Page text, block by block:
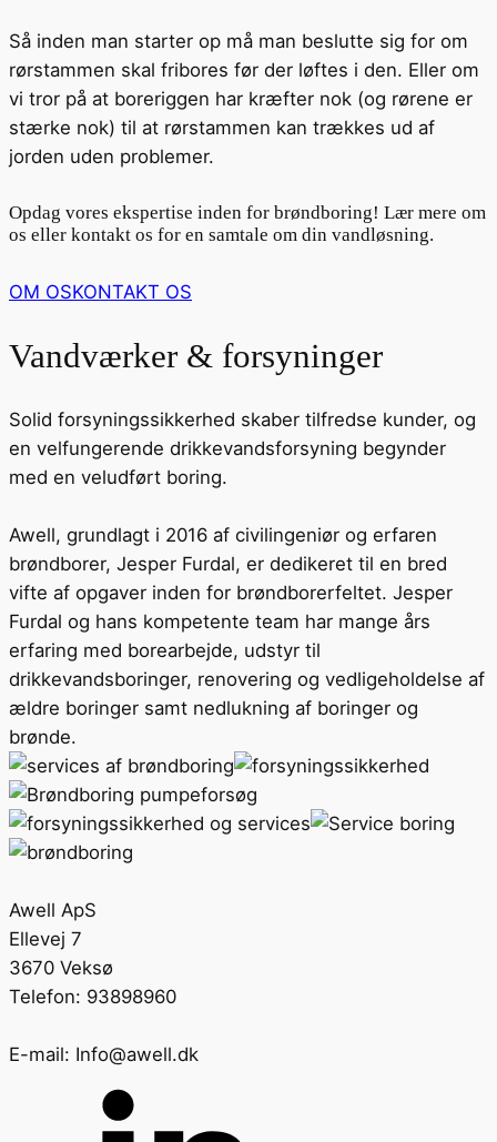
Så inden man starter op må man beslutte sig for om
rørstammen skal fribores før der løftes i den. Eller om
vi tror på at boreriggen har kræfter nok (og rørene er
stærke nok) til at rørstammen kan trækkes ud af
jorden uden problemer.
Opdag vores ekspertise inden for brøndboring! Lær mere om
os eller kontakt os for en samtale om din vandløsning.
OM OSKONTAKT OS
Vandværker & forsyninger
Solid forsyningssikkerhed skaber tilfredse kunder, og
en velfungerende drikkevandsforsyning begynder
med en veludført boring.
Awell, grundlagt i 2016 af civilingeniør og erfaren
brøndborer, Jesper Furdal, er dedikeret til en bred
vifte af opgaver inden for brøndborerfeltet. Jesper
Furdal og hans kompetente team har mange års
erfaring med borearbejde, udstyr til
drikkevandsboringer, renovering og vedligeholdelse af
ældre boringer samt nedlukning af boringer og
brønde.
Awell ApS
Ellevej 7
3670 Veksø
Telefon: 93898960
E-mail: Info@awell.dk